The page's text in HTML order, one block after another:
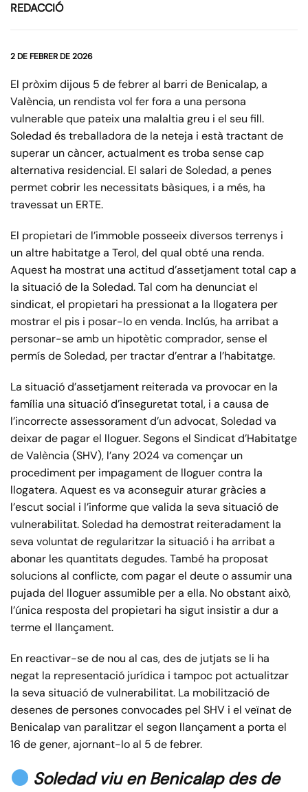
REDACCIÓ
2 DE FEBRER DE 2026
El pròxim dijous 5 de febrer al barri de Benicalap, a
València, un rendista vol fer fora a una persona
vulnerable que pateix una malaltia greu i el seu fill.
Soledad és treballadora de la neteja i està tractant de
superar un càncer, actualment es troba sense cap
alternativa residencial. El salari de Soledad, a penes
permet cobrir les necessitats bàsiques, i a més, ha
travessat un ERTE.
El propietari de l’immoble posseeix diversos terrenys i
un altre habitatge a Terol, del qual obté una renda.
Aquest ha mostrat una actitud d’assetjament total cap a
la situació de la Soledad. Tal com ha denunciat el
sindicat, el propietari ha pressionat a la llogatera per
mostrar el pis i posar-lo en venda. Inclús, ha arribat a
personar-se amb un hipotètic comprador, sense el
permís de Soledad, per tractar d’entrar a l’habitatge.
La situació d’assetjament reiterada va provocar en la
família una situació d’inseguretat total, i a causa de
l’incorrecte assessorament d’un advocat, Soledad va
deixar de pagar el lloguer. Segons el Sindicat d’Habitatge
de València (SHV), l’any 2024 va començar un
procediment per impagament de lloguer contra la
llogatera. Aquest es va aconseguir aturar gràcies a
l’escut social i l’informe que valida la seva situació de
vulnerabilitat. Soledad ha demostrat reiteradament la
seva voluntat de regularitzar la situació i ha arribat a
abonar les quantitats degudes. També ha proposat
solucions al conflicte, com pagar el deute o assumir una
pujada del lloguer assumible per a ella. No obstant això,
l’única resposta del propietari ha sigut insistir a dur a
terme el llançament.
En reactivar-se de nou al cas, des de jutjats se li ha
negat la representació jurídica i tampoc pot actualitzar
la seva situació de vulnerabilitat. La mobilització de
desenes de persones convocades pel SHV i el veïnat de
Benicalap van paralitzar el segon llançament a porta el
16 de gener, ajornant-lo al 5 de febrer.
Soledad viu en Benicalap des de